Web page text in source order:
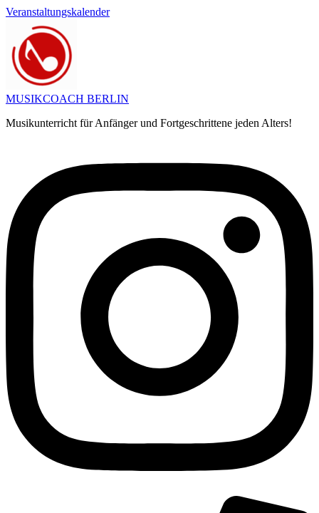
Zum
springen
Veranstaltungskalender
MUSIKCOACH BERLIN
Musikunterricht für Anfänger und Fortgeschrittene jeden Alters!